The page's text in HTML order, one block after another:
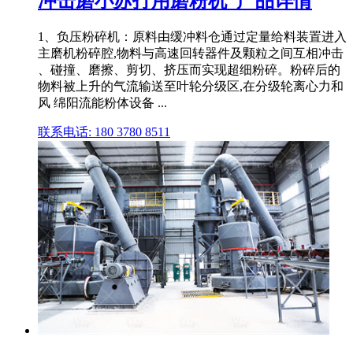
1、负压粉碎机：原料由缓冲料仓通过定量给料装置进入
主磨机粉碎腔,物料与高速回转器件及颗粒之间互相冲击
、碰撞、磨擦、剪切、挤压而实现超细粉碎。粉碎后的
物料被上升的气流输送至叶轮分级区,在分级轮离心力和
风 绵阳流能粉体设备 ...
联系电话: 180 3780 8511